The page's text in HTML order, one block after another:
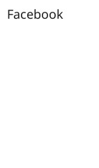
Facebook